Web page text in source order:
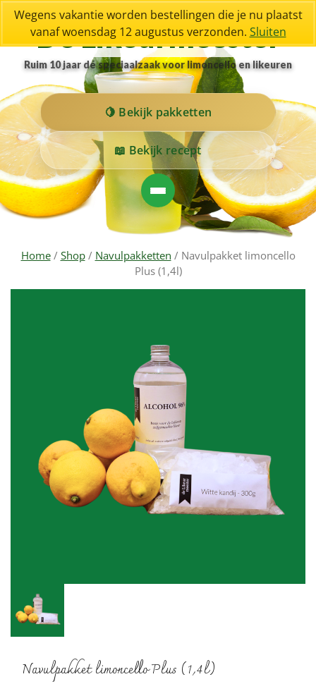
De Likeurmeester
Ruim 10 jaar dé speciaalzaak voor limoncello en likeuren
Bekijk pakketten
Bekijk recept
Home/ Shop/ Navulpakketten / Navulpakket limoncello
Plus (1,4l)
Navulpakket limoncello Plus (1,4l)
Wegens vakantie worden bestellingen die je nu plaatst
vanaf woensdag 12 augustus verzonden. Sluiten